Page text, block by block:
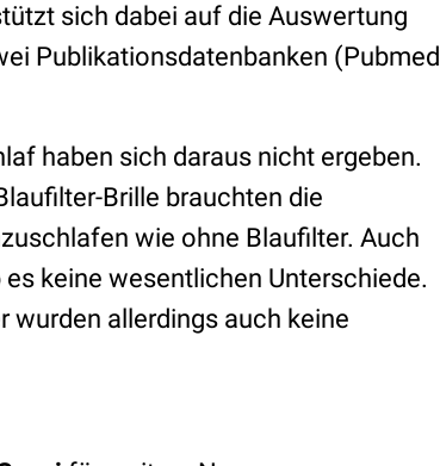
sich dabei auf die Auswertung
Publikationsdatenbanken (Pubmed
haben sich daraus nicht ergeben.
Brille brauchten die
wie ohne Blaufilter. Auch
keine wesentlichen Unterschiede.
wurden allerdings auch keine